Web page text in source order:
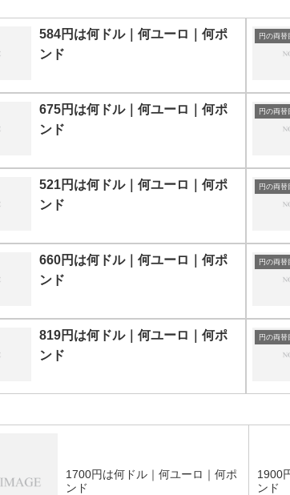
584円は何ドル｜何ユーロ｜何ポ
ンド
円の両替
675円は何ドル｜何ユーロ｜何ポ
ンド
円の両替
521円は何ドル｜何ユーロ｜何ポ
ンド
円の両替
660円は何ドル｜何ユーロ｜何ポ
ンド
円の両替
819円は何ドル｜何ユーロ｜何ポ
ンド
円の両替
1700円は何ドル｜何ユーロ｜何ポ
ンド
1900
ンド